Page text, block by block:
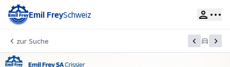
Emil FreySchweiz
zur Suche